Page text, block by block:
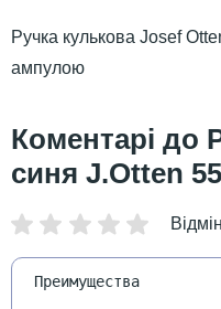
Ручка кулькова Josef
ампулою
синя J.Otten